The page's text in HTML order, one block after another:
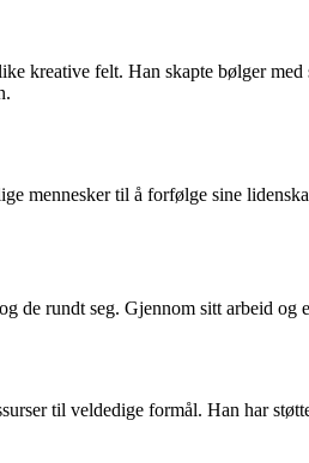
kreative felt. Han skapte bølger
mennesker til å forfølge sine
de rundt seg. Gjennom sitt arbeid og
til veldedige formål. Han har